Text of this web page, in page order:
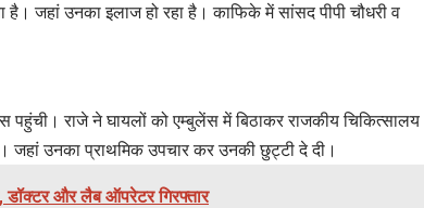
जहां उनका इलाज हो रहा है। काफिके में सांसद पीपी चौधरी व
पहुंची। राजे ने घायलों को एम्बुलेंस में बिठाकर राजकीय चिकित्सालय
जहां उनका प्राथमिक उपचार कर उनकी छुट्टी दे दी।
डॉक्टर और लैब ऑपरेटर गिरफ्तार